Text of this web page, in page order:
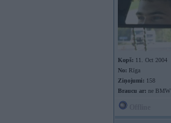
Kopš: 11. Oct 2004
No: Rīga
Ziņojumi: 158
Braucu ar: ne BMW